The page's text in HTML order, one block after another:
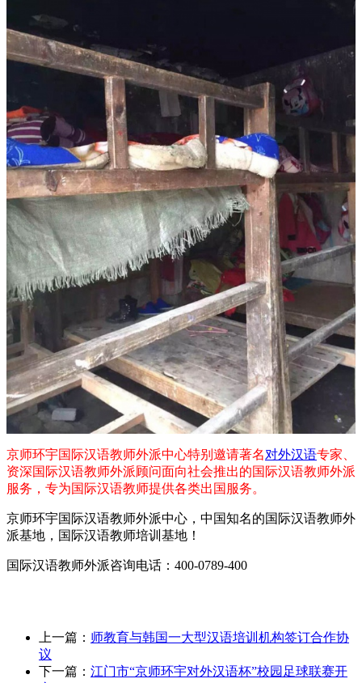
京师环宇国际汉语教师外派中心特别邀请著名对外汉语专家、
资深国际汉语教师外派顾问面向社会推出的国际汉语教师外派
服务，专为国际汉语教师提供各类出国服务。
京师环宇国际汉语教师外派中心，中国知名的国际汉语教师外
派基地，国际汉语教师培训基地！
国际汉语教师外派咨询电话：400-0789-400
上一篇： 师教育与韩国一大型汉语培训机构签订合作协
议
下一篇： 江门市“京师环宇对外汉语杯”校园足球联赛开